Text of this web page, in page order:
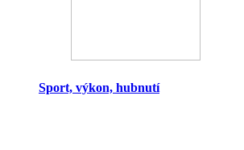
Sport, výkon, hubnutí